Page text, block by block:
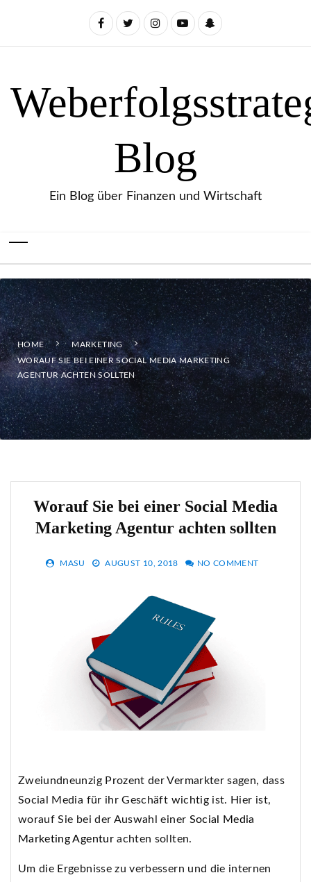
Blog
Ein Blog über Finanzen und Wirtschaft
HOME
MARKETING
WORAUF SIE BEI EINER SOCIAL MEDIA MARKETING
AGENTUR ACHTEN SOLLTEN
Worauf Sie bei einer Social Media
Marketing Agentur achten sollten
MASU AUGUST 10, 2018 NO COMMENT
Zweiundneunzig Prozent der Vermarkter sagen, dass
Social Media für ihr Geschäft wichtig ist. Hier ist,
worauf Sie bei der Auswahl einer Social Media
Marketing Agenturachten sollten.
Um die Ergebnisse zu verbessern und die internen